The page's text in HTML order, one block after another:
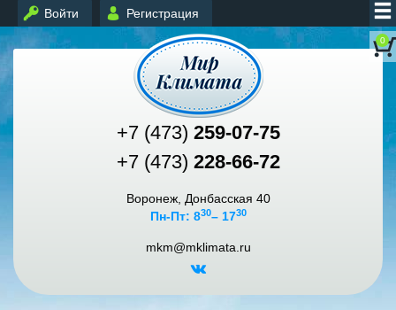
Войти Регистрация
0
+7 (473) 259-07-75
+7 (473) 228-66-72
Воронеж, Донбасская 40
Пн-Пт: 830– 1730
mkm@mklimata.ru